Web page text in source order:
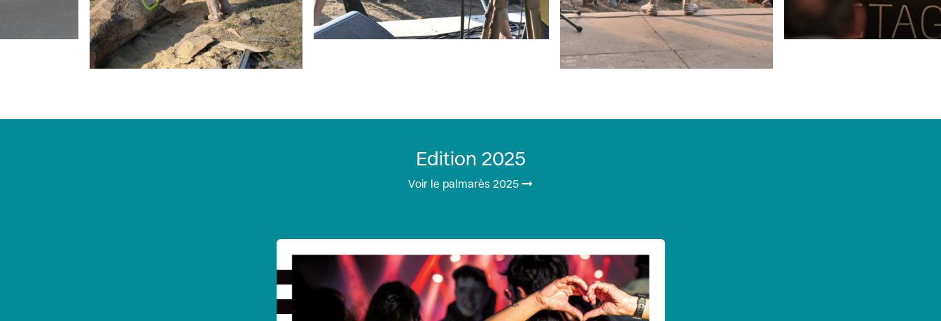
Edition 2025
Voir le palmarès 2025